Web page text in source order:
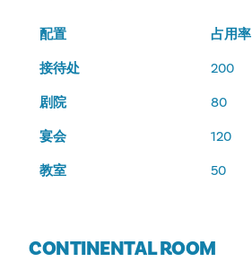
配置 占用率
接待处 200
剧院 80
宴会 120
教室 50
CONTINENTAL ROOM